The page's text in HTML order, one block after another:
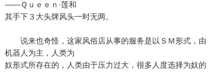
——Ｑｕｅｅｎ·莲和
其手下３大头牌风头一时无两。
说来也奇怪，这家风俗店从事的服务是以ＳＭ形式，由
机器人为主，人类为
奴形式所存在的，人类由于压力过大，很多人度选择为奴的